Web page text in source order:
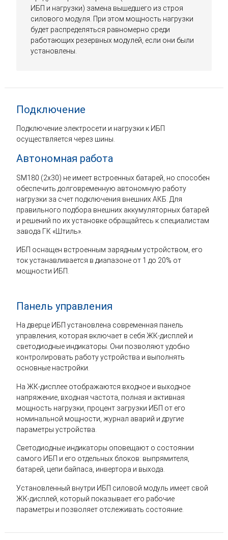
ИБП и нагрузки) замена вышедшего из строя
силового модуля. При этом мощность нагрузки
будет распределяться равномерно среди
работающих резервных модулей, если они были
установлены.
Подключение
Подключение электросети и нагрузки к ИБП
осуществляется через шины.
Автономная работа
SM180 (2x30) не имеет встроенных батарей, но способен
обеспечить долговременную автономную работу
нагрузки за счет подключения внешних АКБ. Для
правильного подбора внешних аккумуляторных батарей
и решений по их установке обращайтесь к специалистам
завода ГК «Штиль».
ИБП оснащен встроенным зарядным устройством, его
ток устанавливается в диапазоне от 1 до 20% от
мощности ИБП.
Панель управления
На дверце ИБП установлена современная панель
управления, которая включает в себя ЖК-дисплей и
светодиодные индикаторы. Они позволяют удобно
контролировать работу устройства и выполнять
основные настройки.
На ЖК-дисплее отображаются входное и выходное
напряжение, входная частота, полная и активная
мощность нагрузки, процент загрузки ИБП от его
номинальной мощности, журнал аварий и другие
параметры устройства.
Светодиодные индикаторы оповещают о состоянии
самого ИБП и его отдельных блоков: выпрямителя,
батарей, цепи байпаса, инвертора и выхода.
Установленный внутри ИБП силовой модуль имеет свой
ЖК-дисплей, который показывает его рабочие
параметры и позволяет отслеживать состояние.